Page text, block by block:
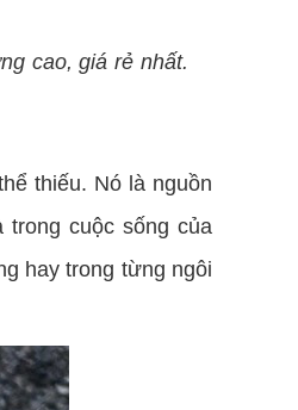
cao, giá rẻ nhất.
thiếu. Nó là nguồn
cuộc sống của
hay trong từng ngôi